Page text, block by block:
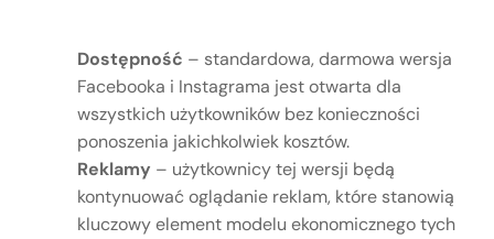
Dostępność – standardowa, darmowa wersja
Facebooka i Instagrama jest otwarta dla
wszystkich użytkowników bez konieczności
ponoszenia jakichkolwiek kosztów.
Reklamy – użytkownicy tej wersji będą
kontynuować oglądanie reklam, które stanowią
kluczowy element modelu ekonomicznego tych